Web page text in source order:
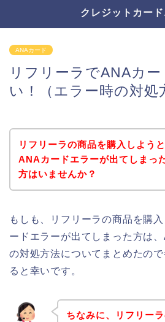
クレジットカー
ANAカード
リフリーラでANAカ
い！（エラー時の対処
リフリーラの商品を購入しようと
ANAカードエラーが出てしまっ
方はいませんか？
もしも、リフリーラの商品を購
ードエラーが出てしまった方は
の対処方法についてまとめたの
ると幸いです。
ちなみに、リフリー